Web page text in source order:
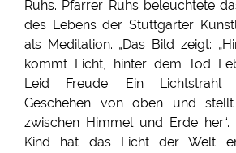
Ruhs. Pfarrer Ruhs beleuchtete
des Lebens der Stuttgarter
als Meditation. „Das Bild zeigt:
kommt Licht, hinter dem Tod
Leid Freude. Ein Lichtstrahl
Geschehen von oben und
zwischen Himmel und Erde her“.
Kind hat das Licht der Welt